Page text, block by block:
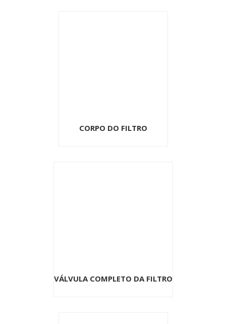
CORPO DO FILTRO
VÁLVULA COMPLETO DA FILTRO